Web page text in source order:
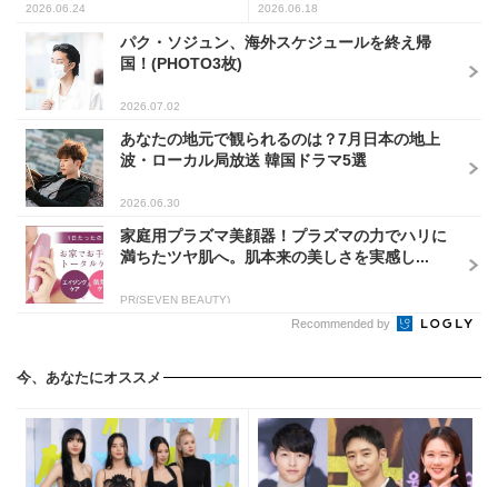
2026.06.24 2026.06.18
パク・ソジュン、海外スケジュールを終え帰
国！(PHOTO3枚)
2026.07.02
あなたの地元で観られるのは？7月日本の地上
波・ローカル局放送 韓国ドラマ5選
2026.06.30
家庭用プラズマ美顔器！プラズマの力でハリに
満ちたツヤ肌へ。肌本来の美しさを実感し...
PR(SEVEN BEAUTY)
Recommended by
今、あなたにオススメ